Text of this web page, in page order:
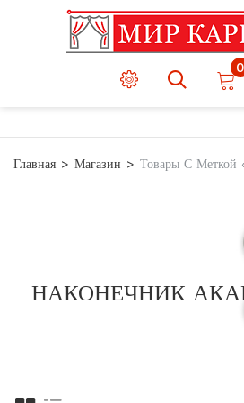
0
Главная Магазин Товары С Меткой
НАКОНЕЧНИК